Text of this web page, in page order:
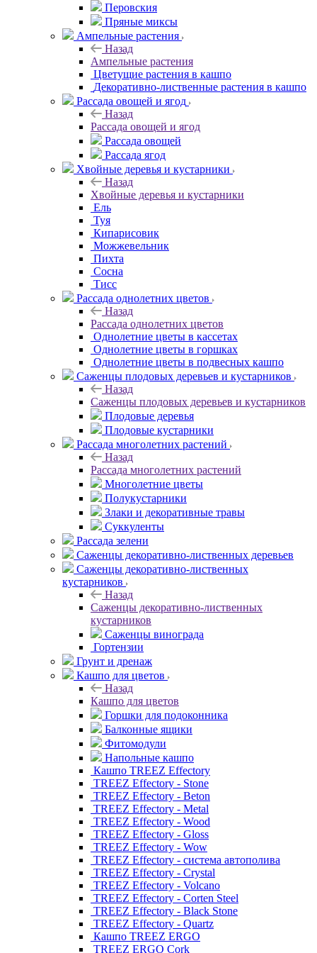
Перовския
Пряные миксы
Ампельные растения
Назад
Ампельные растения
Цветущие растения в кашпо
Декоративно-лиственные растения в кашпо
Рассада овощей и ягод
Назад
Рассада овощей и ягод
Рассада овощей
Рассада ягод
Хвойные деревья и кустарники
Назад
Хвойные деревья и кустарники
Ель
Туя
Кипарисовик
Можжевельник
Пихта
Сосна
Тисc
Рассада однолетних цветов
Назад
Рассада однолетних цветов
Однолетние цветы в кассетах
Однолетние цветы в горшках
Однолетние цветы в подвесных кашпо
Саженцы плодовых деревьев и кустарников
Назад
Саженцы плодовых деревьев и кустарников
Плодовые деревья
Плодовые кустарники
Рассада многолетних растений
Назад
Рассада многолетних растений
Многолетние цветы
Полукустарники
Злаки и декоративные травы
Суккуленты
Рассада зелени
Саженцы декоративно-лиственных деревьев
Саженцы декоративно-лиственных
кустарников
Назад
Саженцы декоративно-лиственных
кустарников
Саженцы винограда
Гортензии
Грунт и дренаж
Кашпо для цветов
Назад
Кашпо для цветов
Горшки для подоконника
Балконные ящики
Фитомодули
Напольные кашпо
Кашпо TREEZ Effectory
TREEZ Effectory - Stone
TREEZ Effectory - Beton
TREEZ Effectory - Metal
TREEZ Effectory - Wood
TREEZ Effectory - Gloss
TREEZ Effectory - Wow
TREEZ Effectory - система автополива
TREEZ Effectory - Crystal
TREEZ Effectory - Volcano
TREEZ Effectory - Corten Steel
TREEZ Effectory - Black Stone
TREEZ Effectory - Quartz
Кашпо TREEZ ERGO
TREEZ ERGO Cork